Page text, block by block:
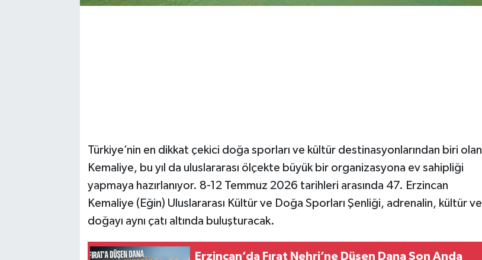
Türkiye’nin en dikkat çekici doğa sporları ve kültür destinasyonlarından biri olan
Kemaliye, bu yıl da uluslararası ölçekte büyük bir organizasyona ev sahipliği
yapmaya hazırlanıyor. 8-12 Temmuz 2026 tarihleri arasında 47. Erzincan
Kemaliye (Eğin) Uluslararası Kültür ve Doğa Sporları Şenliği, adrenalin, kültür ve
doğayı aynı çatı altında buluşturacak.
Erzincan’da Fırat Nehri’ne Düşen Dana Son Anda